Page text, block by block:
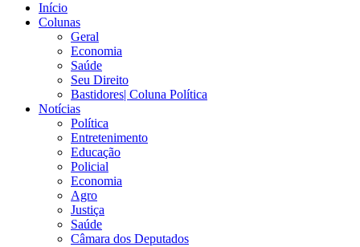
Início
Colunas
Geral
Economia
Saúde
Seu Direito
Bastidores| Coluna Política
Notícias
Política
Entretenimento
Educação
Policial
Economia
Agro
Justiça
Saúde
Câmara dos Deputados